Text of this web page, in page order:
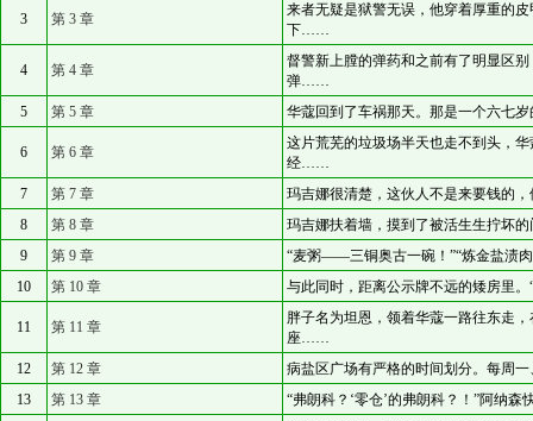
3 第 3 章
来者无疑是狱警无误，他穿着厚重的
下……
4 第 4 章
督警新上膛的弹药和之前有了明显区
弹……
5
第 5 章 华蔻回到了车祸那天。那是一个六七
6 第 6 章
这片荒芜的垃圾场半天也走不到头，
经……
7
第 7 章
玛吉娜很清楚，这伙人不是来要钱的
8
第 8 章
玛吉娜扶着墙，摸到了被活生生拧坏
9
第 9 章
“麦粥——三铜奥古一碗！”“炼金盐渍
10
第 10 章 与此同时，距离公示牌不远的矮房里
11 第 11 章
胖子名为坦恩，领着华蔻一路往东走
座……
12
第 12 章
病盐区广场有严格的时间划分。每周
13
第 13 章 “弗朗科？‘零仓’的弗朗科？！”阿纳